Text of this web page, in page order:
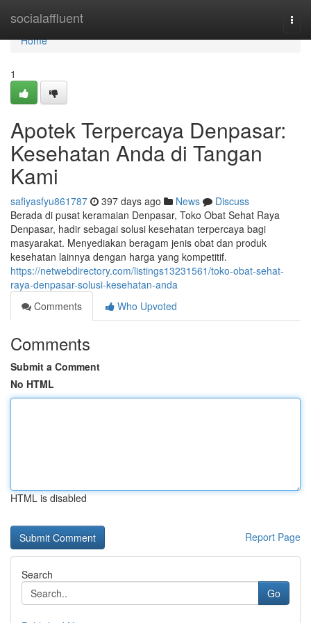
socialaffluent
Home
Home
1
Apotek Terpercaya Denpasar:
Kesehatan Anda di Tangan
Kami
safiyasfyu861787 397 days ago News
Discuss
Berada di pusat keramaian Denpasar, Toko Obat Sehat Raya
Denpasar, hadir sebagai solusi kesehatan terpercaya bagi
masyarakat. Menyediakan beragam jenis obat dan produk
kesehatan lainnya dengan harga yang kompetitif.
https://netwebdirectory.com/listings13231561/toko-obat-sehat-
raya-denpasar-solusi-kesehatan-anda
Comments
Who Upvoted
Comments
Submit a Comment
No HTML
HTML is disabled
Report Page
Search
Go